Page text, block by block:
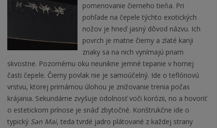
pomenovanie čierneho tieňa. Pri
pohľade na čepele týchto exotických
nožov je hneď jasný dôvod názvu. Ich
povrch je matne čierny a zlaté kanji
znaky sa na nich vynímajú priam
skvostne. Pozornému oku neunikne jemné tepanie v hornej
časti čepele. Čierny povlak nie je samoúčelný. Ide o teflónovú
vrstvu, ktorej primárnou úlohou je znižovanie trenia počas
krájania. Sekundárne zvyšuje odolnosť voči korózii, no a hovoriť
o estetickom prínose je snáď zbytočné. Konštrukčne ide o
typický San Mai, teda tvrdé jadro plátované z každej strany